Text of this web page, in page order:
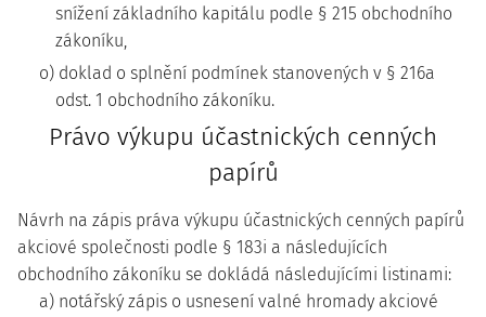
snížení základního kapitálu podle § 215 obchodního
zákoníku,
o) doklad o splnění podmínek stanovených v § 216a
odst. 1 obchodního zákoníku.
Právo výkupu účastnických cenných
papírů
Návrh na zápis práva výkupu účastnických cenných papírů
akciové společnosti podle § 183i a následujících
obchodního zákoníku se dokládá následujícími listinami:
a) notářský zápis o usnesení valné hromady akciové